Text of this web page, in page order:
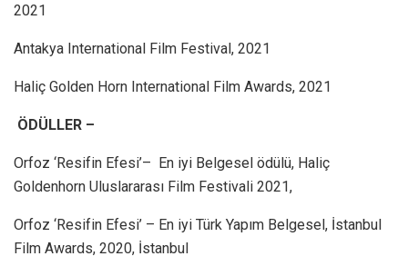
2021
Antakya International Film Festival, 2021
Haliç Golden Horn International Film Awards, 2021
ÖDÜLLER –
Orfoz ‘Resifin Efesi’– En iyi Belgesel ödülü, Haliç
Goldenhorn Uluslararası Film Festivali 2021,
Orfoz ‘Resifin Efesi’ – En iyi Türk Yapım Belgesel, İstanbul
Film Awards, 2020, İstanbul